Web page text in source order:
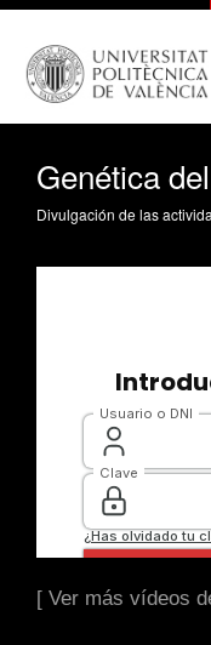
Genética
[ Ver más vídeos